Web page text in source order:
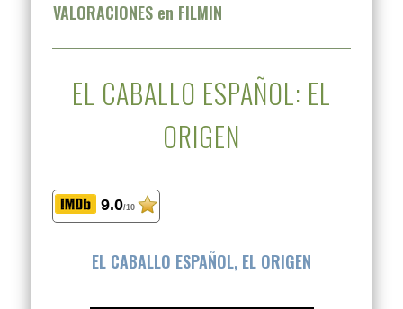
VALORACIONES en FILMIN
EL CABALLO ESPAÑOL: EL
ORIGEN
9.0/10
EL CABALLO ESPAÑOL, EL ORIGEN